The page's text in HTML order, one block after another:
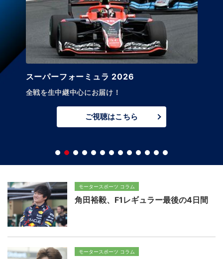
スーパーフォーミュラ 2026
全戦を生中継中心にお届け！
ご視聴はこちら
モータースポーツ コラム
角田裕毅、F1レギュラー最後の4日間
モータースポーツ コラム